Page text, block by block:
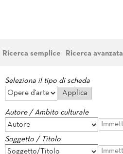
Ricerca semplice Ricerca avanzata
Seleziona il tipo di scheda
Autore / Ambito culturale
Soggetto / Titolo